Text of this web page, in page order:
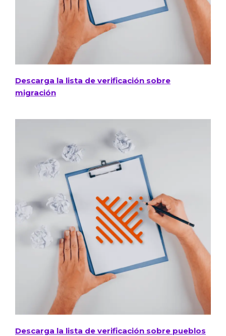
Descarga la lista de verificación sobre
migración
Descarga la lista de verificación sobre pueblos